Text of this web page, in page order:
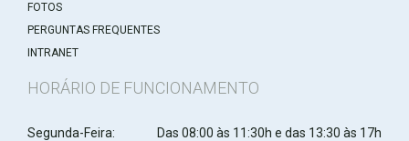
FOTOS
PERGUNTAS FREQUENTES
INTRANET
HORÁRIO DE FUNCIONAMENTO
Segunda-Feira: Das 08:00 às 11:30h e das 13:30 às 17h